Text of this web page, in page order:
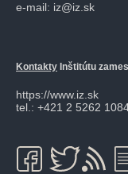
e-mail: iz@iz.sk
Kontakty Inštitútu
https://www.iz.sk
tel.: +421 2 5262